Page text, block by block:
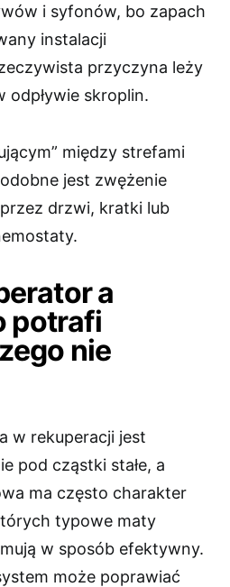
i syfonów, bo zapach
instalacji
przyczyna leży
odpływie skroplin.
między strefami
jest zwężenie
drzwi, kratki lub
a
potrafi
nie
w rekuperacji jest
pod cząstki stałe, a
ma często charakter
typowe maty
w sposób efektywny.
może poprawiać